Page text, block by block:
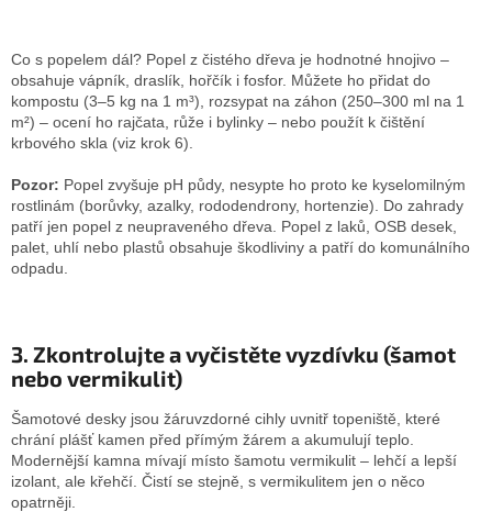
Co s popelem dál? Popel z čistého dřeva je hodnotné hnojivo –
obsahuje vápník, draslík, hořčík i fosfor. Můžete ho přidat do
kompostu (3–5 kg na 1 m³), rozsypat na záhon (250–300 ml na 1
m²) – ocení ho rajčata, růže i bylinky – nebo použít k čištění
krbového skla (viz krok 6).
Pozor: Popel zvyšuje pH půdy, nesypte ho proto ke kyselomilným
rostlinám (borůvky, azalky, rododendrony, hortenzie). Do zahrady
patří jen popel z neupraveného dřeva. Popel z laků, OSB desek,
palet, uhlí nebo plastů obsahuje škodliviny a patří do komunálního
odpadu.
3. Zkontrolujte a vyčistěte vyzdívku (šamot
nebo vermikulit)
Šamotové desky jsou žáruvzdorné cihly uvnitř topeniště, které
chrání plášť kamen před přímým žárem a akumulují teplo.
Modernější kamna mívají místo šamotu vermikulit – lehčí a lepší
izolant, ale křehčí. Čistí se stejně, s vermikulitem jen o něco
opatrněji.